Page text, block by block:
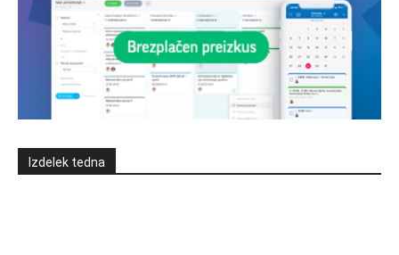
Izdelek tedna